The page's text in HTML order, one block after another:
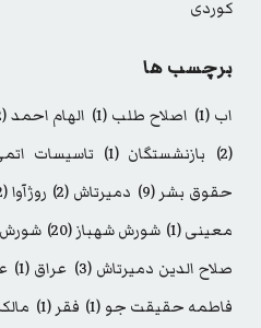
کوردی
برچسب ها
اب (1) اصلاح طلب (1) الهام احمد(2)
(2)
بازنشستگان (1) تاسیسات
حقوق بشر (9) دمیرتاش (2) روژآوا(2)
معینی(1) شورش شهباز(20)
صلاح الدین دمیرتاش (3) عراق (1)
فاطمه حقیقت جو (1) فقر (1)